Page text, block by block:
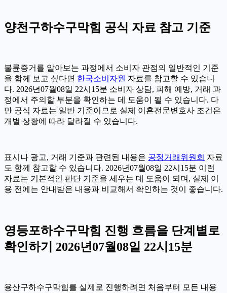
양천구하수구막힘 공식 자료 참고 기준
불륜증거를 알아보는 과정에서 소비자 관점의 일반적인 기준
을 함께 보고 싶다면 한국소비자원 자료를 참고할 수 있습니
다. 2026년07월08일 22시15분 소비자 상담, 피해 예방, 거래 과
정에서 주의할 부분을 확인하는 데 도움이 될 수 있습니다. 다
만 공식 자료는 일반 기준이므로 실제 이혼전문변호사 조건은
개별 상황에 따라 달라질 수 있습니다.
표시나 광고, 거래 기준과 관련된 내용은 공정거래위원회 자료
도 함께 참고할 수 있습니다. 2026년07월08일 22시15분 이런
자료는 기본적인 판단 기준을 세우는 데 도움이 되며, 실제 이
용 전에는 안내받은 내용과 비교해서 확인하는 것이 좋습니다.
영등포하수구막힘 진행 흐름을 단계별로
확인하기 2026년07월08일 22시15분
용산구하수구막힘를 실제로 진행하려면 처음부터 모든 내용